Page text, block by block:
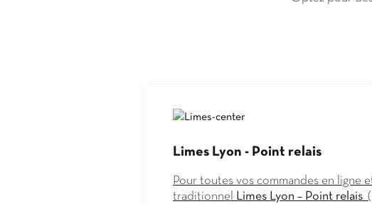
Limes Lyon - Point relais
Pour toutes vos commandes en ligne
traditionnel
Limes Lyon – Point relais